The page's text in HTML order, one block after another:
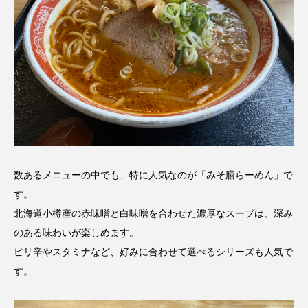
数あるメニューの中でも、特に人気なのが「みそ膳らーめん」で
す。
北海道小樽産の赤味噌と白味噌を合わせた濃厚なスープは、深み
のある味わいが楽しめます。
ピリ辛やスタミナなど、好みに合わせて選べるシリーズも人気で
す。